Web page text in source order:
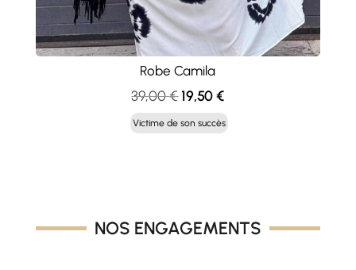
Robe Camila
39,00€ Le
prix
initial
19,50€Le
prix
actuel
Victime de son succès
NOS ENGAGEMENTS